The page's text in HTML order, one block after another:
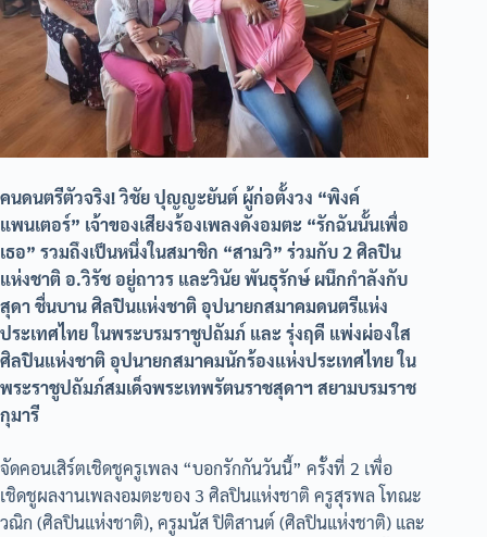
คนดนตรีตัวจริง! วิชัย ปุญญะยันต์ ผู้ก่อตั้งวง “พิงค์
แพนเตอร์” เจ้าของเสียงร้องเพลงดังอมตะ “รักฉันนั้นเพื่อ
เธอ” รวมถึงเป็นหนึ่งในสมาชิก “สามวิ” ร่วมกับ 2 ศิลปิน
แห่งชาติ อ.วิรัช อยู่ถาวร และวินัย พันธุรักษ์ ผนึกกำลังกับ
สุดา ชื่นบาน ศิลปินเเห่งชาติ อุปนายกสมาคมดนตรีแห่ง
ประเทศไทย ในพระบรมราชูปถัมภ์ และ รุ่งฤดี แพ่งผ่องใส
ศิลปินแห่งชาติ อุปนายกสมาคมนักร้องแห่งประเทศไทย ใน
พระราชูปถัมภ์สมเด็จพระเทพรัตนราชสุดาฯ สยามบรมราช
กุมารี
จัดคอนเสิร์ตเชิดชูครูเพลง “บอกรักกันวันนี้” ครั้งที่ 2 เพื่อ
เชิดชูผลงานเพลงอมตะของ 3 ศิลปินแห่งชาติ ครูสุรพล โทณะ
วณิก (ศิลปินแห่งชาติ), ครูมนัส ปิติสานต์ (ศิลปินแห่งชาติ) และ